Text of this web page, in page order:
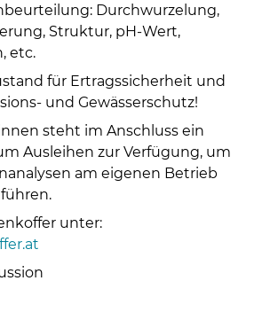
to main content
Durchwurzelung,
Struktur, pH-Wert,
etc.
für Ertragssicherheit und
und Gewässerschutz!
steht im Anschluss ein
Ausleihen zur Verfügung, um
am eigenen Betrieb
unter: